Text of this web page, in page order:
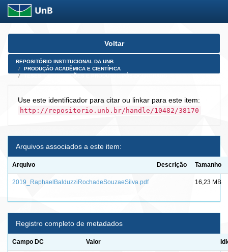
Skip
Voltar
REPOSITÓRIO INSTITUCIONAL DA UNB
PRODUÇÃO ACADÊMICA E CIENTÍFICA
Use este identificador para citar ou linkar para este item:
http://repositorio.unb.br/handle/10482/38170
Arquivos associados a este item:
Arquivo Descrição Tamanho
2019_RaphaelBalduzziRochadeSouzaeSilva.pdf 16,23 MB
Registro completo de metadados
Campo DC Valor